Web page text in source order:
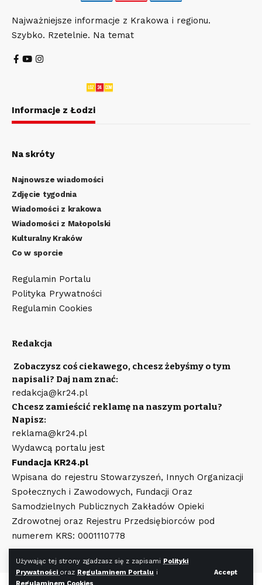
Używając tej strony zgadzasz się z zapisami Polityki
Prywatności oraz Regulaminem Portalu i
Accept
Najważniejsze informacje z Krakowa i regionu.
Szybko. Rzetelnie. Na temat
Informacje z Łodzi
Na skróty
Najnowsze wiadomości
Zdjęcie tygodnia
Wiadomości z krakowa
Wiadomości z Małopolski
Kulturalny Kraków
Co w sporcie
Regulamin Portalu
Polityka Prywatności
Regulamin Cookies
Redakcja
Zobaczysz coś ciekawego, chcesz żebyśmy o tym
napisali? Daj nam znać:
redakcja@kr24.pl
Chcesz zamieścić reklamę na naszym portalu?
Napisz:
reklama@kr24.pl
Wydawcą portalu jest
Fundacja KR24.pl
Wpisana do rejestru Stowarzyszeń, Innych Organizacji
Społecznych i Zawodowych, Fundacji Oraz
Samodzielnych Publicznych Zakładów Opieki
Zdrowotnej oraz Rejestru Przedsiębiorców pod
numerem KRS: 0001110778